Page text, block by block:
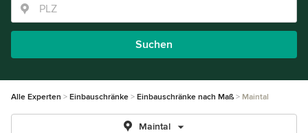
Suchen
Alle Experten Einbauschränke Einbauschränke nach Maß Maintal
Maintal